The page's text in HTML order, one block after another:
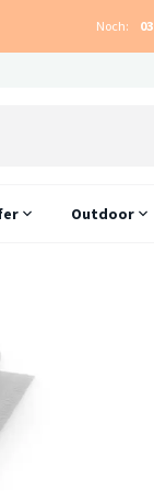
Noch: 03
Outdoor